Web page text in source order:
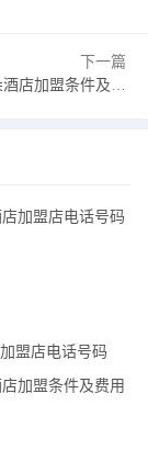
行业的从业经
意识和营销能
和洞察力。加
一定的投资能
下一篇
加盟条件及费用
盟店电话号码